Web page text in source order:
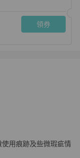
領券
手提包｜98新2023年
用痕跡及些微瑕疵情